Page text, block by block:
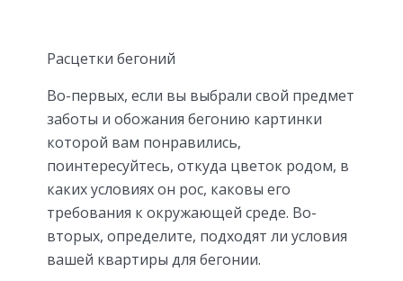
Расцетки бегоний
Во-первых, если вы выбрали свой предмет
заботы и обожания бегонию картинки
которой вам понравились,
поинтересуйтесь, откуда цветок родом, в
каких условиях он рос, каковы его
требования к окружающей среде. Во-
вторых, определите, подходят ли условия
вашей квартиры для бегонии.